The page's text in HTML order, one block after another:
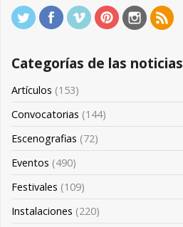
Categorías de las noticias
Artículos (153)
Convocatorias (144)
Escenografias (72)
Eventos (490)
Festivales (109)
Instalaciones (220)